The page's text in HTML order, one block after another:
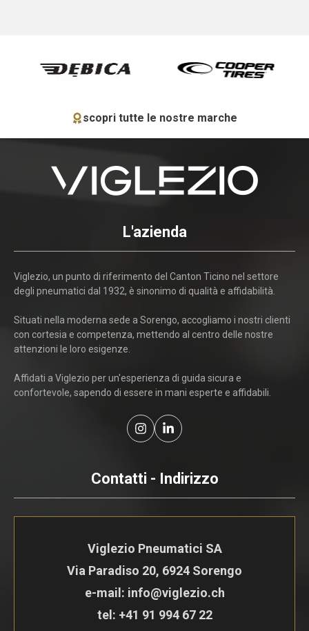
scopri tutte le nostre marche
L'azienda
Viglezio, un punto di riferimento del Canton Ticino nel settore
degli pneumatici dal 1932, è sinonimo di qualità e affidabilità.
Situati nella moderna sede a Sorengo, accogliamo i nostri clienti
con cortesia e competenza, mettendo al centro delle nostre
attenzioni le loro esigenze.
Affidati a Viglezio per un'esperienza di guida sicura e
confortevole, sapendo di essere in mani esperte e affidabili.
Contatti - Indirizzo
Viglezio Pneumatici SA
Via Paradiso 20, 6924 Sorengo
e-mail: info@viglezio.ch
tel: +41 91 994 67 22